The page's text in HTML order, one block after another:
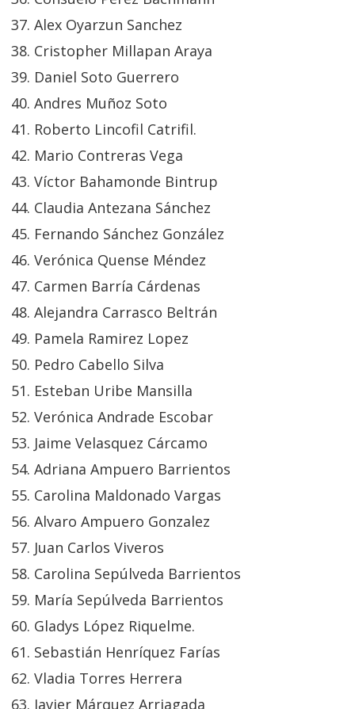
Alex Oyarzun Sanchez
Cristopher Millapan Araya
Daniel Soto Guerrero
Andres Muñoz Soto
Roberto Lincofil Catrifil.
Mario Contreras Vega
Víctor Bahamonde Bintrup
Claudia Antezana Sánchez
Fernando Sánchez González
Verónica Quense Méndez
Carmen Barría Cárdenas
Alejandra Carrasco Beltrán
Pamela Ramirez Lopez
Pedro Cabello Silva
Esteban Uribe Mansilla
Verónica Andrade Escobar
Jaime Velasquez Cárcamo
Adriana Ampuero Barrientos
Carolina Maldonado Vargas
Alvaro Ampuero Gonzalez
Juan Carlos Viveros
Carolina Sepúlveda Barrientos
María Sepúlveda Barrientos
Gladys López Riquelme.
Sebastián Henríquez Farías
Vladia Torres Herrera
Javier Márquez Arriagada